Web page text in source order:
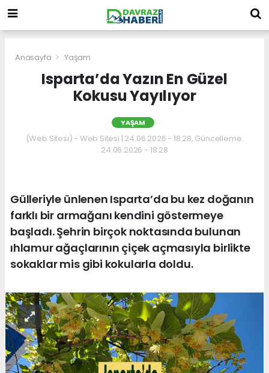
Anasayfa Yaşam
Isparta’da Yazın En Güzel
Kokusu Yayılıyor
YAŞAM
(Web Sitesi) - Web Sitesi | 24.06.2026 - 18:28, Güncelleme:
24.06.2026 - 18:28
Gülleriyle ünlenen Isparta’da bu kez doğanın
farklı bir armağanı kendini göstermeye
başladı. Şehrin birçok noktasında bulunan
ıhlamur ağaçlarının çiçek açmasıyla birlikte
sokaklar mis gibi kokularla doldu.